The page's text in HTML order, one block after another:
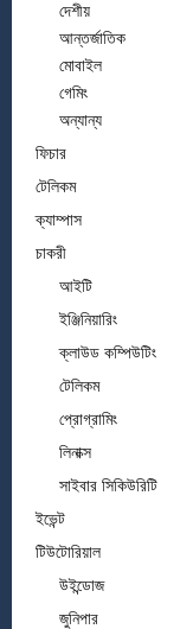
দেশীয়
আন্তর্জাতিক
মোবাইল
গেমিং
অন্যান্য
ফিচার
টেলিকম
ক্যাম্পাস
চাকরী
আইটি
ইঞ্জিনিয়ারিং
ক্লাউড কম্পিউটিং
টেলিকম
প্রোগ্রামিং
লিনাক্স
সাইবার সিকিউরিটি
ইভেন্ট
টিউটোরিয়াল
উইন্ডোজ
জুনিপার